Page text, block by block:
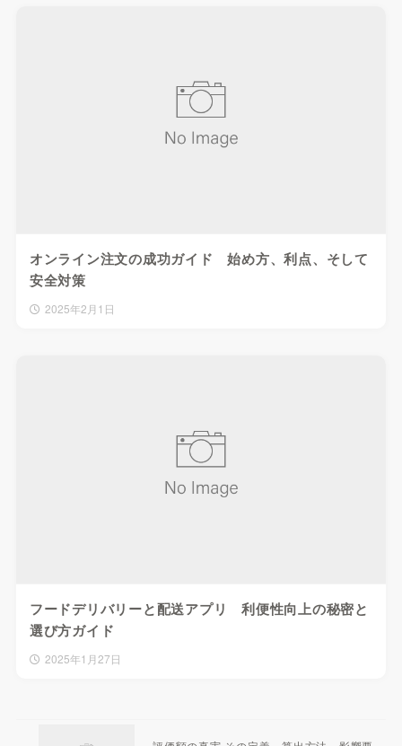
オンライン注文の成功ガイド 始め方、利点、そして
安全対策
2025年2月1日
フードデリバリーと配送アプリ 利便性向上の秘密と
選び方ガイド
2025年1月27日